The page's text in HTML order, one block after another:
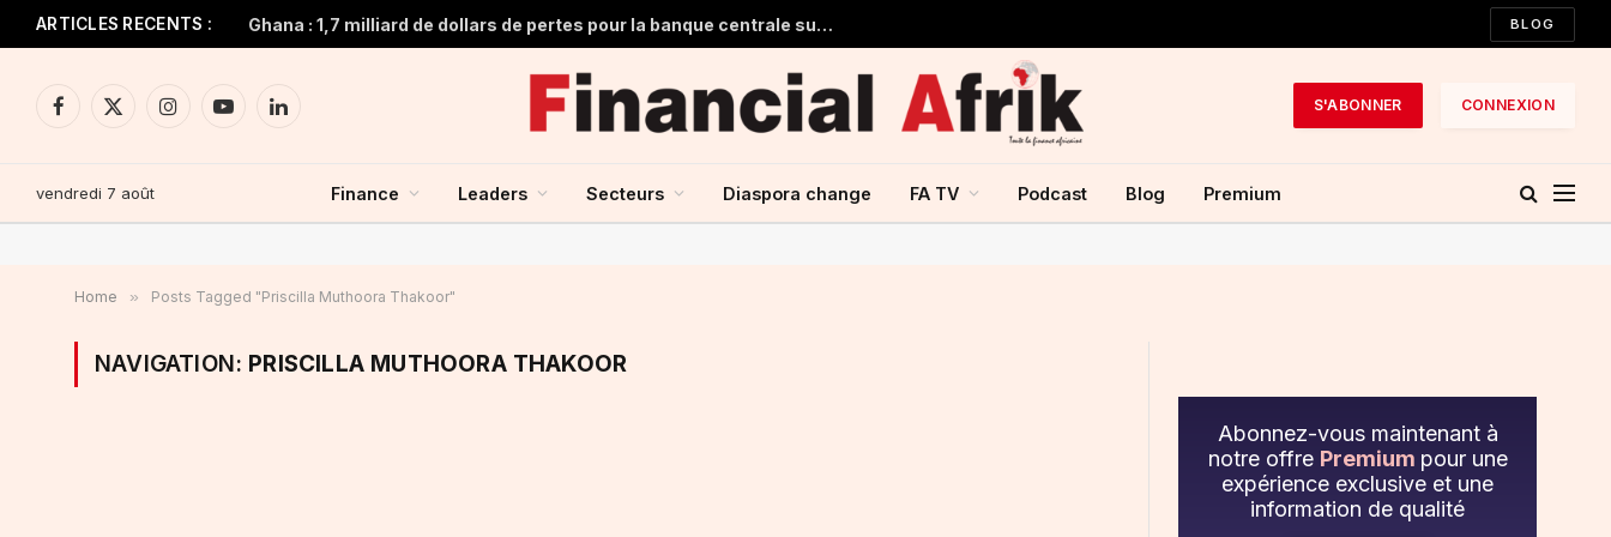
ARTICLES RECENTS : Ghana : 1,7 milliard de dollars de pertes pour la banque centrale sur ses achats d’or en 2025 BLOG
Facebook
X
InstagramYouTubeLinkedIn
S'ABONNER CONNEXION
vendredi 7 août Finance Leaders Secteurs Diaspora change FA TV Podcast Blog Premium
Home » Posts Tagged "Priscilla Muthoora Thakoor"
NAVIGATION: PRISCILLA MUTHOORA THAKOOR
Abonnez-vous maintenant à
notre offre Premium pour une
expérience exclusive et une
information de qualité